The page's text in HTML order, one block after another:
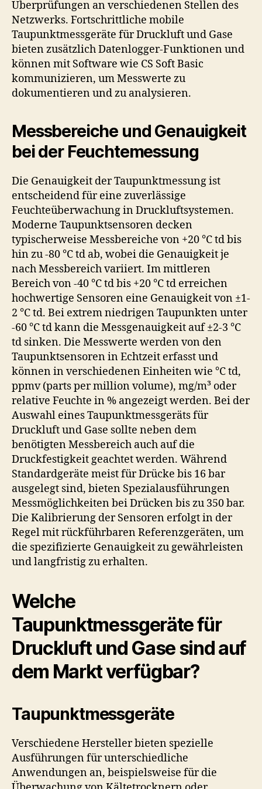
Überprüfungen an verschiedenen Stellen des
Netzwerks. Fortschrittliche mobile
Taupunktmessgeräte für Druckluft und Gase
bieten zusätzlich Datenlogger-Funktionen und
können mit Software wie CS Soft Basic
kommunizieren, um Messwerte zu
dokumentieren und zu analysieren.
Messbereiche und Genauigkeit
bei der Feuchtemessung
Die Genauigkeit der Taupunktmessung ist
entscheidend für eine zuverlässige
Feuchteüberwachung in Druckluftsystemen.
Moderne Taupunktsensoren decken
typischerweise Messbereiche von +20 °C td bis
hin zu -80 °C td ab, wobei die Genauigkeit je
nach Messbereich variiert. Im mittleren
Bereich von -40 °C td bis +20 °C td erreichen
hochwertige Sensoren eine Genauigkeit von ±1-
2 °C td. Bei extrem niedrigen Taupunkten unter
-60 °C td kann die Messgenauigkeit auf ±2-3 °C
td sinken. Die Messwerte werden von den
Taupunktsensoren in Echtzeit erfasst und
können in verschiedenen Einheiten wie °C td,
ppmv (parts per million volume), mg/m³ oder
relative Feuchte in % angezeigt werden. Bei der
Auswahl eines Taupunktmessgeräts für
Druckluft und Gase sollte neben dem
benötigten Messbereich auch auf die
Druckfestigkeit geachtet werden. Während
Standardgeräte meist für Drücke bis 16 bar
ausgelegt sind, bieten Spezialausführungen
Messmöglichkeiten bei Drücken bis zu 350 bar.
Die Kalibrierung der Sensoren erfolgt in der
Regel mit rückführbaren Referenzgeräten, um
die spezifizierte Genauigkeit zu gewährleisten
und langfristig zu erhalten.
Welche
Taupunktmessgeräte für
Druckluft und Gase sind auf
dem Markt verfügbar?
Taupunktmessgeräte
Verschiedene Hersteller bieten spezielle
Ausführungen für unterschiedliche
Anwendungen an, beispielsweise für die